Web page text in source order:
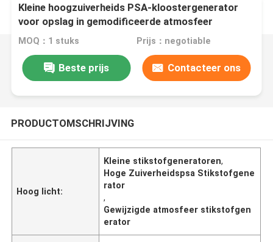
Kleine hoogzuiverheids PSA-kloostergenerator
voor opslag in gemodificeerde atmosfeer
MOQ：1 stuks Prijs：negotiable
Beste prijs Contacteer ons
PRODUCTOMSCHRIJVING
Hoog licht:
Kleine stikstofgeneratoren,
Hoge Zuiverheidspsa Stikstofgene
rator
,
Gewijzigde atmosfeer stikstofgen
erator